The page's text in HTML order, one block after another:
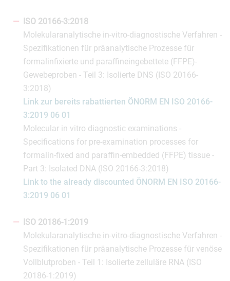
ISO 20166-3:2018
Molekularanalytische in-vitro-diagnostische Verfahren -
Spezifikationen für präanalytische Prozesse für
formalinfixierte und paraffineingebettete (FFPE)-
Gewebeproben - Teil 3: Isolierte DNS (ISO 20166-
3:2018)
Link zur bereits rabattierten ÖNORM EN ISO 20166-
3:2019 06 01
Molecular in vitro diagnostic examinations -
Specifications for pre-examination processes for
formalin-fixed and paraffin-embedded (FFPE) tissue -
Part 3: Isolated DNA (ISO 20166-3:2018)
Link to the already discounted ÖNORM EN ISO 20166-
3:2019 06 01
ISO 20186-1:2019
Molekularanalytische in-vitro-diagnostische Verfahren -
Spezifikationen für präanalytische Prozesse für venöse
Vollblutproben - Teil 1: Isolierte zelluläre RNA (ISO
20186-1:2019)